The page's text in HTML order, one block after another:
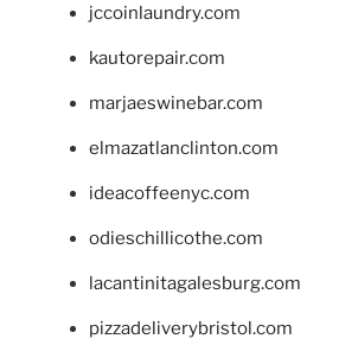
jccoinlaundry.com
kautorepair.com
marjaeswinebar.com
elmazatlanclinton.com
ideacoffeenyc.com
odieschillicothe.com
lacantinitagalesburg.com
pizzadeliverybristol.com